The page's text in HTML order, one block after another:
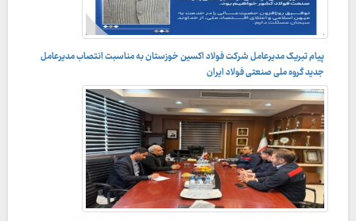
پیام تبریک مدیرعامل شرکت فولاد اکسین خوزستان به مناسبت انتصاب مدیرعامل
جدید گروه ملی صنعتی فولاد ایران